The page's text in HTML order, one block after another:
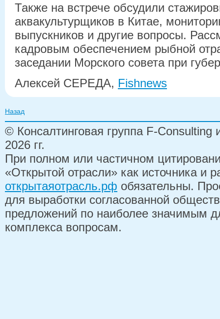
Также на встрече обсудили
аквакультурщиков в Китае,
выпускников и другие вопросы.
кадровым обеспечением рыбной
заседании Морского совета при
Алексей СЕРЕДА, Fishnews
Назад
© Консалтинговая группа F-
2026 гг.
При полном или частичном
«Открытой отрасли» как источника и
открытаяотрасль.рф обязательны.
для выработки согласованной
предложений по наиболее значимым
комплекса вопросам.